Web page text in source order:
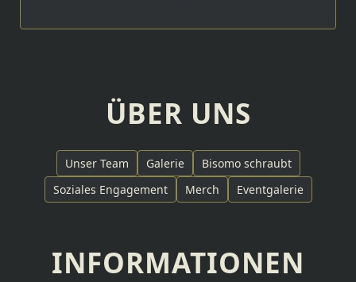
ÜBER UNS
Unser Team Galerie
Bisomo schraubt
Soziales Engagement
Merch Eventgalerie
INFORMATIONEN